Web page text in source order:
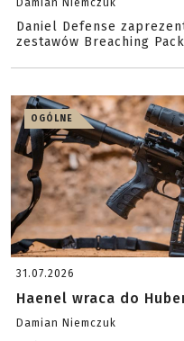
Damian Niemczuk
Daniel Defense
zestawów Breaching
OGÓLNE
31.07.2026
Haenel wraca do
Damian Niemczuk